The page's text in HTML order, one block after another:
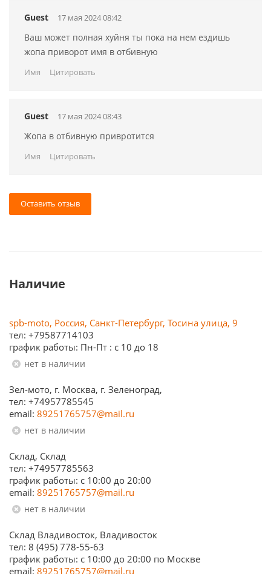
Guest 17 мая 2024 08:42
Ваш может полная хуйня ты пока на нем ездишь
жопа приворот имя в отбивную
Имя Цитировать
Guest 17 мая 2024 08:43
Жопа в отбивную привротится
Имя Цитировать
Оставить отзыв
Наличие
spb-moto, Россия, Санкт-Петербург, Тосина улица, 9
тел: +79587714103
график работы: Пн-Пт : с 10 до 18
Нет в наличии
Зел-мото, г. Москва, г. Зеленоград,
тел: +74957785545
email: 89251765757@mail.ru
Нет в наличии
Склад, Склад
тел: +74957785563
график работы: c 10:00 до 20:00
email: 89251765757@mail.ru
Нет в наличии
Склад Владивосток, Владивосток
тел: 8 (495) 778-55-63
график работы: с 10:00 до 20:00 по Москве
email: 89251765757@mail.ru